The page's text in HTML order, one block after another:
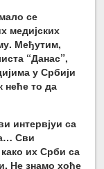
се
медијских
Међутим,
“Данас”,
у Србији
неће то да
интервјуи са
Сви
их Срби са
Не знамо хоће